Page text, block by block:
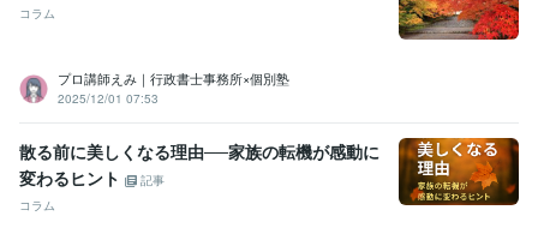
コラム
プロ講師えみ｜行政書士事務所×個別塾
2025/12/01 07:53
散る前に美しくなる理由──家族の転機が感動に
変わるヒント
記事
コラム